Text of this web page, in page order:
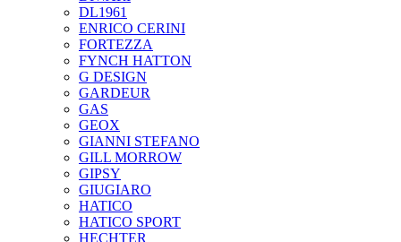
DL1961
ENRICO CERINI
FORTEZZA
FYNCH HATTON
G DESIGN
GARDEUR
GAS
GEOX
GIANNI STEFANO
GILL MORROW
GIPSY
GIUGIARO
HATICO
HATICO SPORT
HECHTER